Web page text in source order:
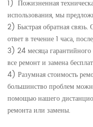
1) Пожизненная
использования, мы
2) Быстрая обратная
ответ в течение 1 часа,
3) 24 месяца гарантийного
все ремонт и замена
4) Разумная стоимость
большинство проблем
помощью нашего
ремонта или замены.